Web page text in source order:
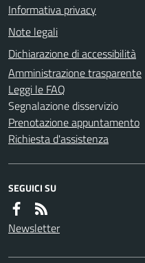
Informativa privacy
Note legali
Dichiarazione di accessibilità
Amministrazione trasparente
Leggi le FAQ
Segnalazione disservizio
Prenotazione appuntamento
Richiesta d'assistenza
SEGUICI SU
Newsletter